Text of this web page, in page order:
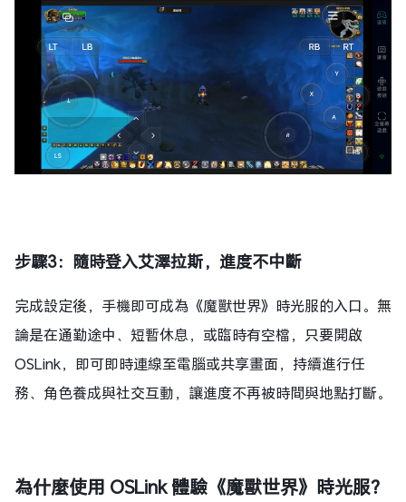
步驟3：隨時登入艾澤拉斯，進度不中斷
完成設定後，手機即可成為《魔獸世界》時光服的入口。無
論是在通勤途中、短暫休息，或臨時有空檔，只要開啟
OSLink，即可即時連線至電腦或共享畫面，持續進行任
務、角色養成與社交互動，讓進度不再被時間與地點打斷。
為什麼使用 OSLink 體驗《魔獸世界》時光服？